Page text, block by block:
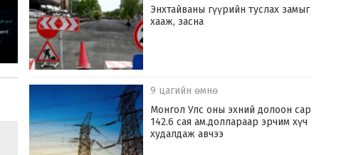
Энхтайваны гүүрийн туслах замыг
хааж, засна
9 цагийн өмнө
Монгол Улс оны эхний долоон сард
142.6 сая ам.доллараар эрчим хүч
худалдаж авчээ